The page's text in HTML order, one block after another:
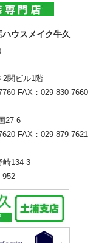
ウスメイク牛久
2関ビル1階
FAX：029-830-7660
27-6
FAX：029-879-7621
崎134-3
952